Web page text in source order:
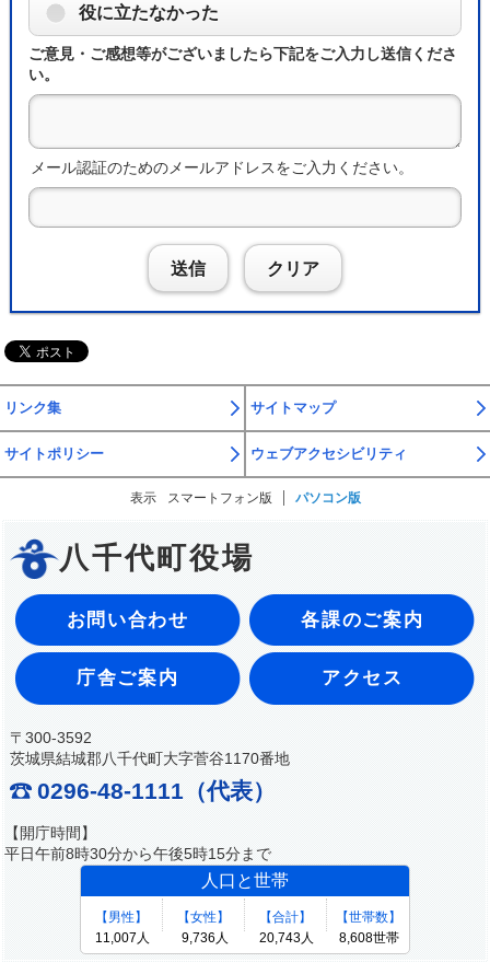
役に立たなかった
ご意見・ご感想等がございましたら下記をご入力し送信くださ
い。
メール認証のためのメールアドレスをご入力ください。
送信 クリア
リンク集 サイトマップ
サイトポリシー ウェブアクセシビリティ
表示 スマートフォン版 パソコン版
八千代町役場
お問い合わせ 各課のご案内
庁舎ご案内 アクセス
〒300-3592
茨城県結城郡八千代町大字菅谷1170番地
0296-48-1111（代表）
【開庁時間】
平日午前8時30分から午後5時15分まで